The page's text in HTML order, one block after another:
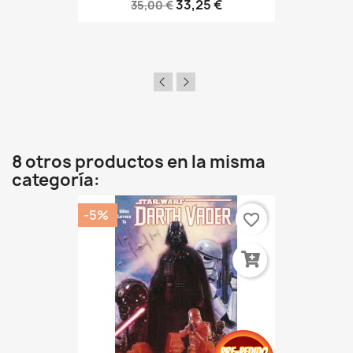
35,00 €33,25 €
8 otros productos en la misma
categoría:
-5% favorite_border